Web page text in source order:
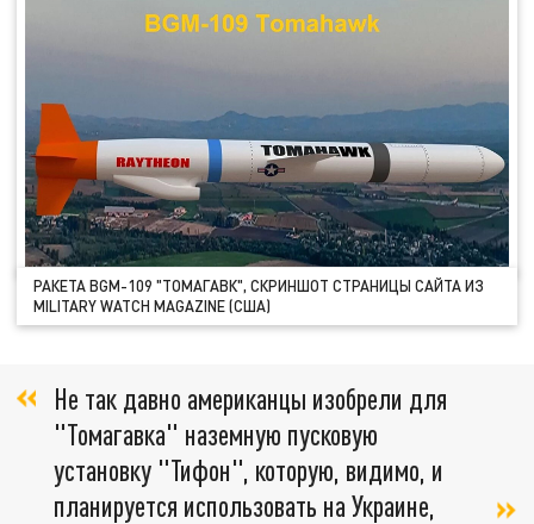
РАКЕТА BGM-109 "ТОМАГАВК", СКРИНШОТ СТРАНИЦЫ САЙТА ИЗ
MILITARY WATCH MAGAZINE (США)
Не так давно американцы изобрели для
"Томагавка" наземную пусковую
установку "Тифон", которую, видимо, и
планируется использовать на Украине,